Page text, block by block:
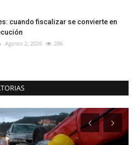
cuando fiscalizar se convierte en
Agosto 2, 2026 286